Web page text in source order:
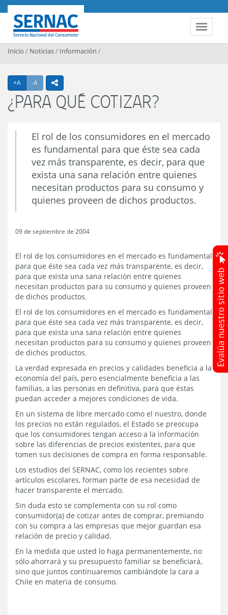
Contenido principal
Toggle
SERNAC
Inicio / Noticias/ Información /
+A Agrandar texto
-A Achicar textoicono compartir
¿PARA QUÉ COTIZAR?
El rol de los consumidores en el mercado
es fundamental para que éste sea cada
vez más transparente, es decir, para que
exista una sana relación entre quienes
necesitan productos para su consumo y
quienes proveen de dichos productos.
09 de septiembre de 2004
El rol de los consumidores en el mercado es fundamental
para que éste sea cada vez más transparente, es decir,
para que exista una sana relación entre quienes
necesitan productos para su consumo y quienes proveen
de dichos productos.
El rol de los consumidores en el mercado es fundamental
para que éste sea cada vez más transparente, es decir,
para que exista una sana relación entre quienes
necesitan productos para su consumo y quienes proveen
de dichos productos.
La verdad expresada en precios y calidades beneficia a la
economía del país, pero esencialmente beneficia a las
familias, a las personas en definitiva, para que éstas
puedan acceder a mejores condiciones de vida.
En un sistema de libre mercado como el nuestro, donde
los precios no están regulados, el Estado se preocupa
que los consumidores tengan acceso a la información
sobre las diferencias de precios existentes, para que
tomen sus decisiones de compra en forma responsable.
Los estudios del SERNAC, como los recientes sobre
artículos escolares, forman parte de esa necesidad de
hacer transparente el mercado.
Sin duda esto se complementa con su rol como
consumidor(a) de cotizar antes de comprar, premiando
con su compra a las empresas que mejor guardan esa
relación de precio y calidad.
En la medida que usted lo haga permanentemente, no
sólo ahorrará y su presupuesto familiar se beneficiará,
sino que juntos continuaremos cambiándole la cara a
Chile en materia de consumo.